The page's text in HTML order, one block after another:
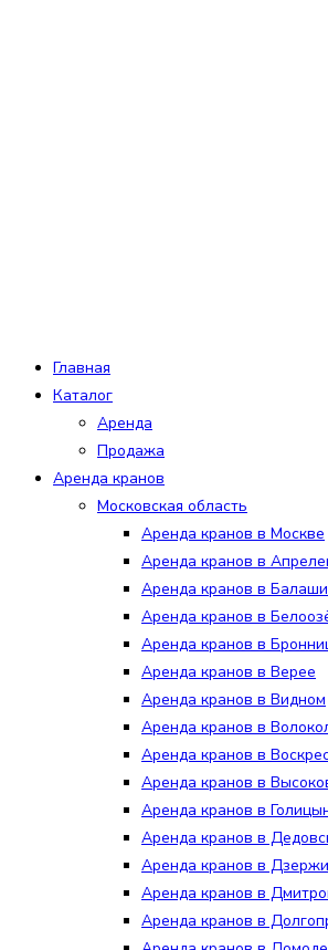
Главная
Каталог
Аренда
Продажа
Аренда кранов
Московская область
Аренда кранов в Москве
Аренда кранов в
Аренда кранов в
Аренда кранов в
Аренда кранов в
Аренда кранов в Верее
Аренда кранов в Видном
Аренда кранов в
Аренда кранов в
Аренда кранов в
Аренда кранов в
Аренда кранов в
Аренда кранов в
Аренда кранов в
Аренда кранов в